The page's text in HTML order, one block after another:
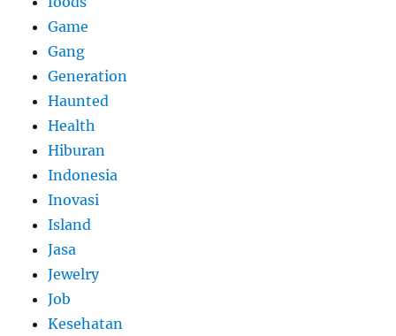
Game
Gang
Generation
Haunted
Health
Hiburan
Indonesia
Inovasi
Island
Jasa
Jewelry
Job
Kesehatan